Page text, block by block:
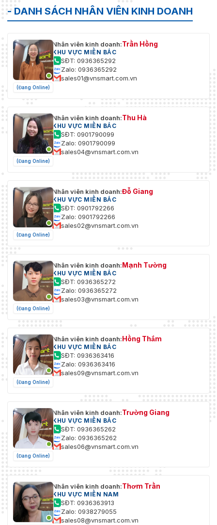
- DANH SÁCH NHÂN VIÊN KINH DOANH
(Đang Online)
Nhân viên kinh doanh:Trần Hồng
KHU VỰC MIỀN BẮC
SĐT: 0936365292
Zalo: 0936365292
sales01@vnsmart.com.vn
(Đang Online)
Nhân viên kinh doanh:Thu Hà
KHU VỰC MIỀN BẮC
SĐT: 0901790099
Zalo: 0901790099
sales04@vnsmart.com.vn
(Đang Online)
Nhân viên kinh doanh:Đỗ Giang
KHU VỰC MIỀN BẮC
SĐT: 0901792266
Zalo: 0901792266
sales02@vnsmart.com.vn
(Đang Online)
Nhân viên kinh doanh:Mạnh Tường
KHU VỰC MIỀN BẮC
SĐT: 0936365272
Zalo: 0936365272
sales03@vnsmart.com.vn
(Đang Online)
Nhân viên kinh doanh:Hồng Thắm
KHU VỰC MIỀN BẮC
SĐT: 0936363416
Zalo: 0936363416
sales09@vnsmart.com.vn
(Đang Online)
Nhân viên kinh doanh:Trường Giang
KHU VỰC MIỀN BẮC
SĐT: 0936365262
Zalo: 0936365262
sales06@vnsmart.com.vn
Nhân viên kinh doanh:Thơm Trần
KHU VỰC MIỀN NAM
SĐT: 0936363913
Zalo: 0938279055
sales08@vnsmart.com.vn